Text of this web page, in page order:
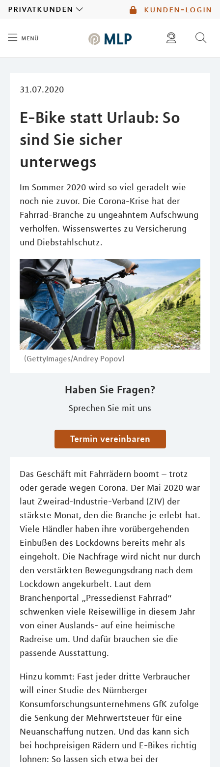
kunden-login
privatkunden
menü
31.07.2020
E-Bike statt Urlaub: So
sind Sie sicher
unterwegs
Im Sommer 2020 wird so viel geradelt wie
noch nie zuvor. Die Corona-Krise hat der
Fahrrad-Branche zu ungeahntem Aufschwung
verholfen. Wissenswertes zu Versicherung
und Diebstahlschutz.
(GettyImages/Andrey Popov)
Haben Sie Fragen?
Sprechen Sie mit uns
Termin vereinbaren
Das Geschäft mit Fahrrädern boomt – trotz
oder gerade wegen Corona. Der Mai 2020 war
laut Zweirad-Industrie-Verband (ZIV) der
stärkste Monat, den die Branche je erlebt hat.
Viele Händler haben ihre vorübergehenden
Einbußen des Lockdowns bereits mehr als
eingeholt. Die Nachfrage wird nicht nur durch
den verstärkten Bewegungsdrang nach dem
Lockdown angekurbelt. Laut dem
Branchenportal „Pressedienst Fahrrad“
schwenken viele Reisewillige in diesem Jahr
von einer Auslands- auf eine heimische
Radreise um. Und dafür brauchen sie die
passende Ausstattung.
Hinzu kommt: Fast jeder dritte Verbraucher
will einer Studie des Nürnberger
Konsumforschungsunternehmens GfK zufolge
die Senkung der Mehrwertsteuer für eine
Neuanschaffung nutzen. Und das kann sich
bei hochpreisigen Rädern und E-Bikes richtig
lohnen: So lassen sich etwa bei der